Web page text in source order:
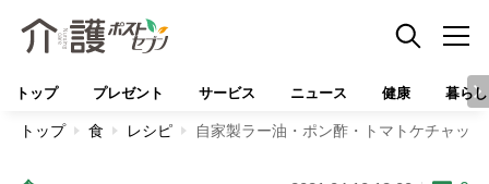
トップ プレゼント サービス ニュース 健康 暮らし
トップ 食 レシピ 自家製ラー油・ポン酢・トマトケチャッ